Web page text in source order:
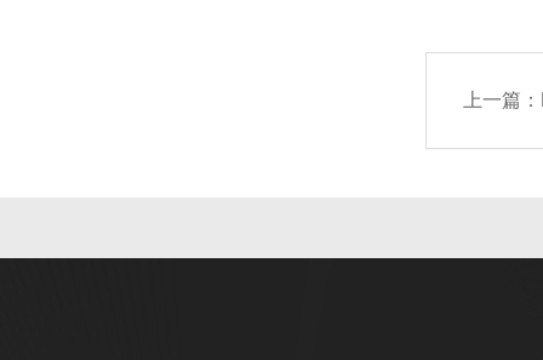
上一篇：